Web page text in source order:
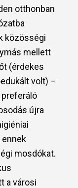
otthonban
közösségi
mellett
(érdekes
volt) –
újra
mosdókat.
a városi